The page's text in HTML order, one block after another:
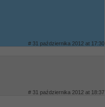
# 31 października 2012 at 17:30
# 31 października 2012 at 18:37